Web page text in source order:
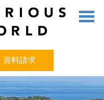
資料請求